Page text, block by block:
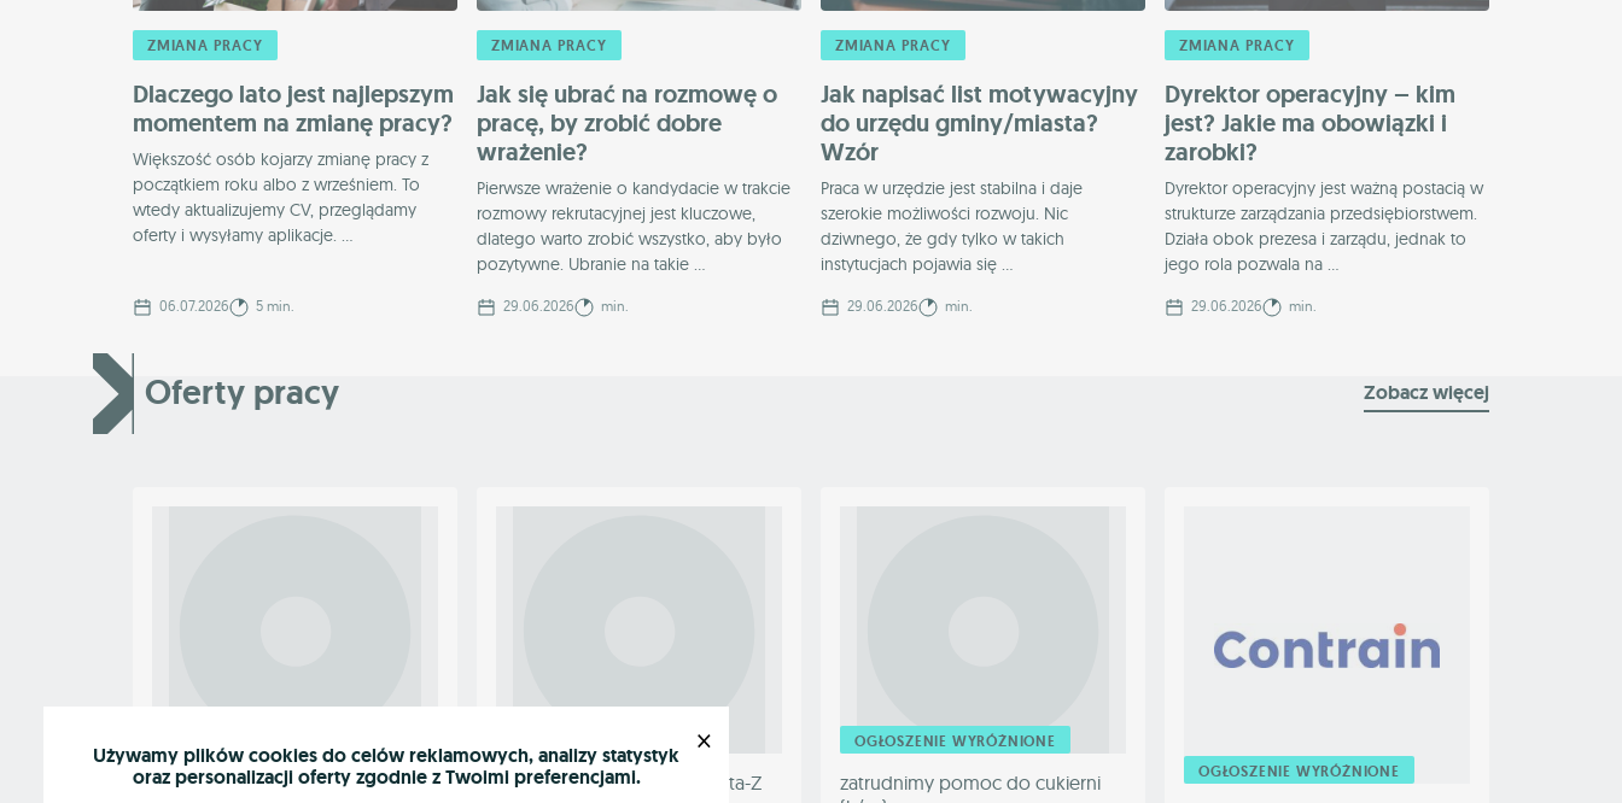
ZMIANA PRACY
Dlaczego lato jest najlepszym
momentem na zmianę pracy?
Większość osób kojarzy zmianę pracy z
początkiem roku albo z wrześniem. To
wtedy aktualizujemy CV, przeglądamy
oferty i wysyłamy aplikacje. ...
06.07.2026 5 min.
ZMIANA PRACY
Jak się ubrać na rozmowę o
pracę, by zrobić dobre
wrażenie?
Pierwsze wrażenie o kandydacie w trakcie
rozmowy rekrutacyjnej jest kluczowe,
dlatego warto zrobić wszystko, aby było
pozytywne. Ubranie na takie ...
29.06.2026 min.
ZMIANA PRACY
Jak napisać list motywacyjny
do urzędu gminy/miasta?
Wzór
Praca w urzędzie jest stabilna i daje
szerokie możliwości rozwoju. Nic
dziwnego, że gdy tylko w takich
instytucjach pojawia się ...
29.06.2026 min.
ZMIANA PRACY
Dyrektor operacyjny – kim
jest? Jakie ma obowiązki i
zarobki?
Dyrektor operacyjny jest ważną postacią w
strukturze zarządzania przedsiębiorstwem.
Działa obok prezesa i zarządu, jednak to
jego rola pozwala na ...
29.06.2026 min.
Oferty pracy Zobacz więcej
Praca dla lakiernika
OGŁOSZENIE WYRÓŻNIONE
Praca zdalna- Obsługa Klienta-Z
OGŁOSZENIE WYRÓŻNIONE
zatrudnimy pomoc do cukierni
OGŁOSZENIE WYRÓŻNIONE
Używamy plików cookies do celów reklamowych, analizy statystyk
oraz personalizacji oferty zgodnie z Twoimi preferencjami.
×